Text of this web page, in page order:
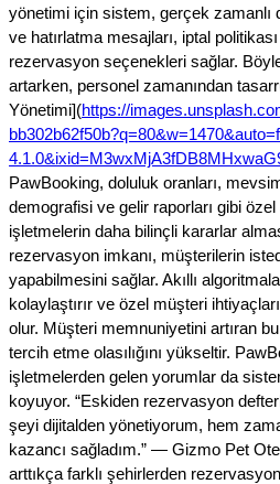
yönetimi için sistem, gerçek zamanlı
ve hatırlatma mesajları, iptal
rezervasyon seçenekleri sağlar.
artarken, personel zamanından
Yönetimi](https://
PawBooking, doluluk oranları,
demografisi ve gelir raporları gibi
işletmelerin daha bilinçli kararlar
rezervasyon imkanı, müşterilerin
yapabilmesini sağlar. Akıllı
kolaylaştırır ve özel müşteri
olur. Müşteri memnuniyetini artıran
tercih etme olasılığını yükseltir.
işletmelerden gelen yorumlar da
koyuyor. “Eskiden rezervasyon
şeyi dijitalden yönetiyorum, hem
kazancı sağladım.” — Gizmo Pet
arttıkça farklı şehirlerden